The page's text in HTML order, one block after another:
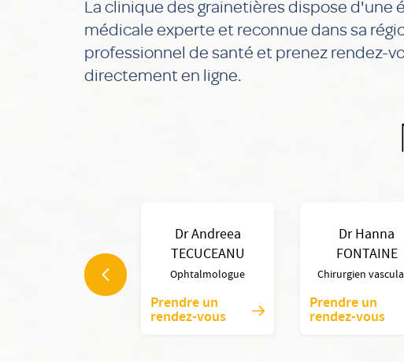
La clinique des grainetières dispose d'une
médicale experte et reconnue dans sa
professionnel de santé et prenez rendez-
directement en ligne.
Dr Andreea
TECUCEANU
Ophtalmologue
Prendre un
rendez-vous
Dr Hanna
FONTAINE
Chirurgien
Prendre un
rendez-vous